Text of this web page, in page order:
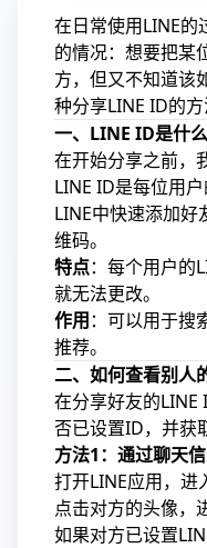
在日常使用LINE的
的情况：想要把某
方，但又不知道该
种分享LINE ID的
一、LINE ID是什么
在开始分享之前，
LINE ID是每位用
LINE中快速添加
维码。
特点：每个用户的
就无法更改。
作用：可以用于搜
推荐。
二、如何查看别人
在分享好友的LINE
否已设置ID，并获
方法1：通过聊天
打开LINE应用，进
点击对方的头像，
如果对方已设置